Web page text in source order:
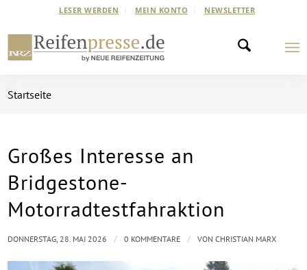
LESER WERDEN MEIN KONTO NEWSLETTER
Startseite
Großes Interesse an
Bridgestone-
Motorradtestfahraktion
DONNERSTAG, 28. MAI 2026 / 0 KOMMENTARE / VONCHRISTIAN MARX